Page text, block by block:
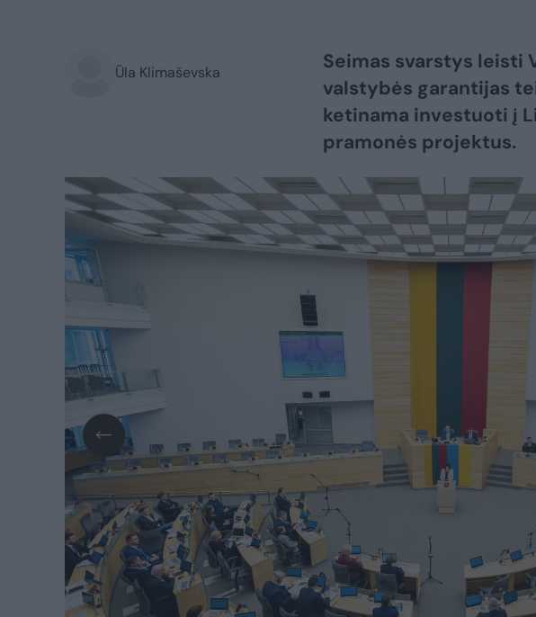
Ūla Klimaševska
Seimas svarstys leisti
valstybės garantijas
ketinama investuoti į
pramonės projektus.